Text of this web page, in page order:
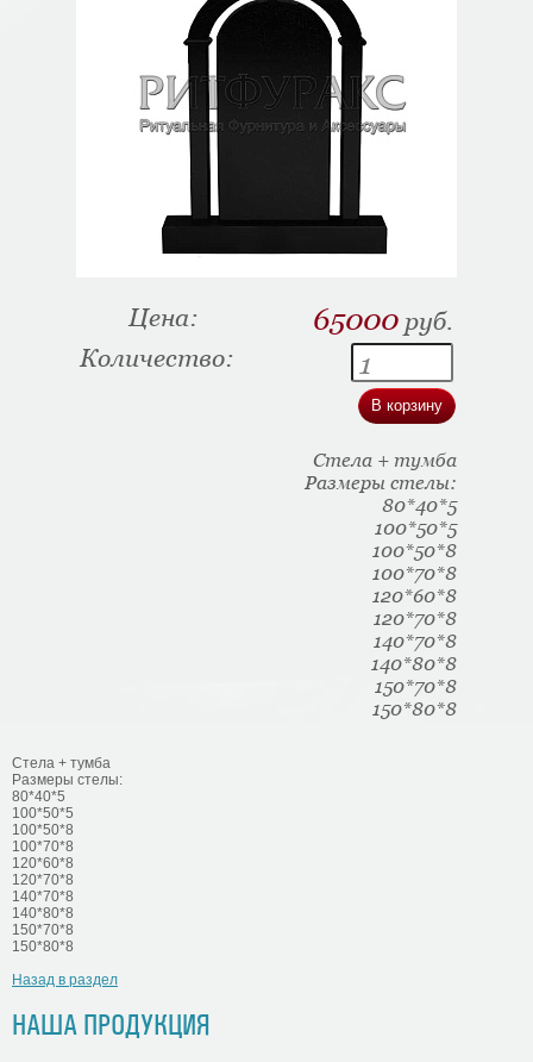
НАША ПРОДУКЦИЯ
Цена: 65000 руб.
Количество:
Стела + тумба
Размеры стелы:
80*40*5
100*50*5
100*50*8
100*70*8
120*60*8
120*70*8
140*70*8
140*80*8
150*70*8
150*80*8
Стела + тумба
Размеры стелы:
80*40*5
100*50*5
100*50*8
100*70*8
120*60*8
120*70*8
140*70*8
140*80*8
150*70*8
150*80*8
Назад в раздел